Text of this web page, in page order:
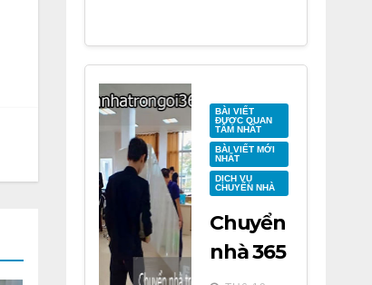
BÀI VIẾT
ĐƯỢC QUAN
TÂM NHẤT
BÀI VIẾT MỚI
NHẤT
DỊCH VỤ
CHUYỂN NHÀ
Chuyển
nhà 365